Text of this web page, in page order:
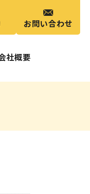
お問い合わせ
社概要